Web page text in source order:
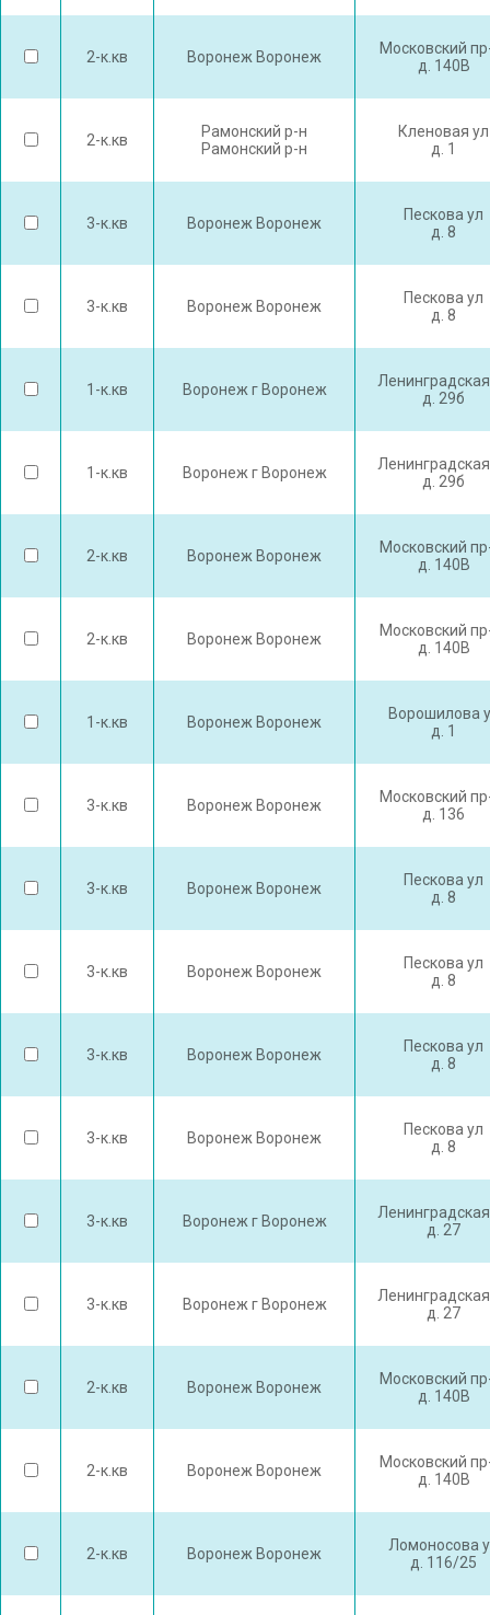
2-к.кв Воронеж Воронеж
Московский
д. 140В
2-к.кв
Рамонский р-н
Рамонский р-н
Кленовая ул
д. 1
3-к.кв Воронеж Воронеж
Пескова ул
д. 8
3-к.кв Воронеж Воронеж
Пескова ул
д. 8
1-к.кв Воронеж г Воронеж
д. 29б
1-к.кв Воронеж г Воронеж
д. 29б
2-к.кв Воронеж Воронеж
Московский
д. 140В
2-к.кв Воронеж Воронеж
Московский
д. 140В
1-к.кв Воронеж Воронеж
Ворошилова
д. 1
3-к.кв Воронеж Воронеж
Московский
д. 136
3-к.кв Воронеж Воронеж
Пескова ул
д. 8
3-к.кв Воронеж Воронеж
Пескова ул
д. 8
3-к.кв Воронеж Воронеж
Пескова ул
д. 8
3-к.кв Воронеж Воронеж
Пескова ул
д. 8
3-к.кв Воронеж г Воронеж
д. 27
3-к.кв Воронеж г Воронеж
д. 27
2-к.кв Воронеж Воронеж
Московский
д. 140В
2-к.кв Воронеж Воронеж
Московский
д. 140В
2-к.кв Воронеж Воронеж
Ломоносова
д. 116/25